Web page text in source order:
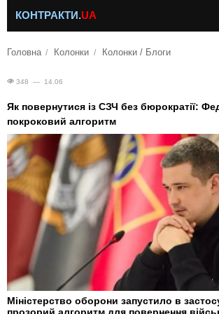
КОНТРАКТИ.UA
Головна Колонки Колонки / Блоги
348 — 14.06
Як повернутися із СЗЧ без бюрократії:
покроковий алгоритм
Міністерство оборони запустило в